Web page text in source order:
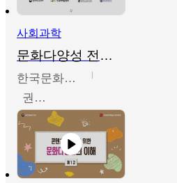
사회과학
문화다양성 전문인력 양성 기본과정 - 문화다양성의 이해
한국문화예술교육진흥원
권숙인 외 8명